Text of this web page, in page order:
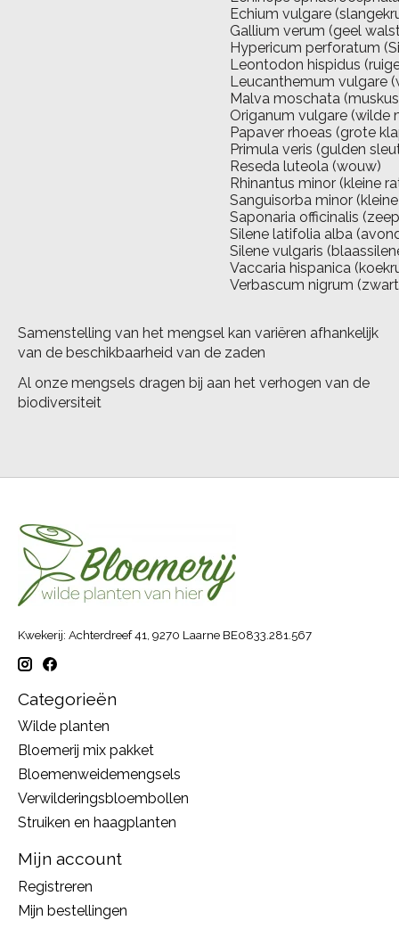
Echium vulgare
Gallium verum (geel
Hypericum perforatum
Leontodon hispidus
Leucanthemum vulgare
Malva moschata
Origanum vulgare (wilde
Papaver rhoeas (grote
Primula veris (gulden
Reseda luteola (wouw)
Rhinantus minor (kleine
Sanguisorba minor
Saponaria officinalis
Silene latifolia alba
Silene vulgaris
Vaccaria hispanica
Verbascum nigrum
Samenstelling van het mengsel kan variëren afhankelijk
van de beschikbaarheid van de zaden
Al onze mengsels dragen bij aan het verhogen van de
biodiversiteit
Kwekerij: Achterdreef 41, 9270 Laarne BE0833.281.567
Categorieën
Wilde planten
Bloemerij mix pakket
Bloemenweidemengsels
Verwilderingsbloembollen
Struiken en haagplanten
Mijn account
Registreren
Mijn bestellingen